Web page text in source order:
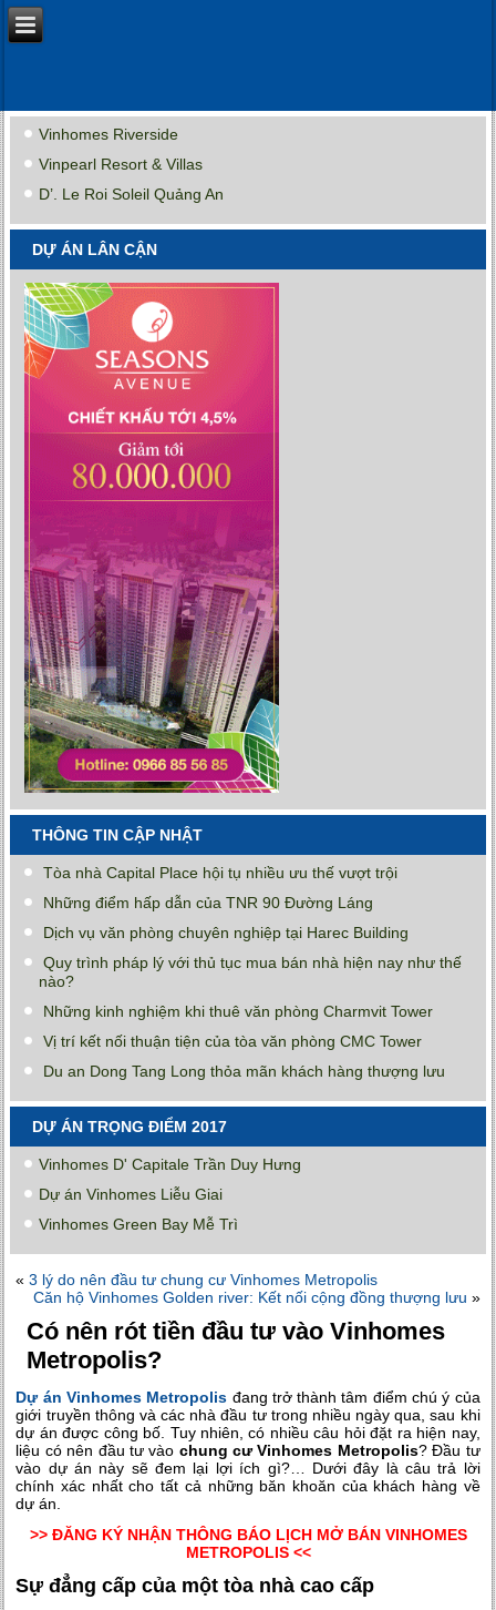
Vinhomes Riverside
Vinpearl Resort & Villas
D’. Le Roi Soleil Quảng An
DỰ ÁN LÂN CẬN
THÔNG TIN CẬP NHẬT
Tòa nhà Capital Place hội tụ nhiều ưu thế vượt trội
Những điểm hấp dẫn của TNR 90 Đường Láng
Dịch vụ văn phòng chuyên nghiệp tại Harec Building
Quy trình pháp lý với thủ tục mua bán nhà hiện nay như thế
nào?
Những kinh nghiệm khi thuê văn phòng Charmvit Tower
Vị trí kết nối thuận tiện của tòa văn phòng CMC Tower
Du an Dong Tang Long thỏa mãn khách hàng thượng lưu
DỰ ÁN TRỌNG ĐIỂM 2017
Vinhomes D' Capitale Trần Duy Hưng
Dự án Vinhomes Liễu Giai
Vinhomes Green Bay Mễ Trì
«3 lý do nên đầu tư chung cư Vinhomes Metropolis
Căn hộ Vinhomes Golden river: Kết nối cộng đồng thượng lưu »
Có nên rót tiền đầu tư vào Vinhomes
Metropolis?
Dự án Vinhomes Metropolis đang trở thành tâm điểm chú ý của
giới truyền thông và các nhà đầu tư trong nhiều ngày qua, sau khi
dự án được công bố. Tuy nhiên, có nhiều câu hỏi đặt ra hiện nay,
liệu có nên đầu tư vào chung cư Vinhomes Metropolis? Đầu tư
vào dự án này sẽ đem lại lợi ích gì?… Dưới đây là câu trả lời
chính xác nhất cho tất cả những băn khoăn của khách hàng về
dự án.
>> ĐĂNG KÝ NHẬN THÔNG BÁO LỊCH MỞ BÁN VINHOMES
METROPOLIS<<
Sự đẳng cấp của một tòa nhà cao cấp